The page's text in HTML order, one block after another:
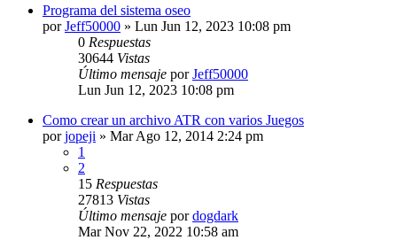
Programa del sistema oseo
porJeff50000 » Lun Jun 12, 2023 10:08 pm
0 Respuestas
30644 Vistas
Último mensaje porJeff50000
Lun Jun 12, 2023 10:08 pm
Como crear un archivo ATR con varios Juegos
porjopeji » Mar Ago 12, 2014 2:24 pm
1
2
15 Respuestas
27813 Vistas
Último mensaje pordogdark
Mar Nov 22, 2022 10:58 am